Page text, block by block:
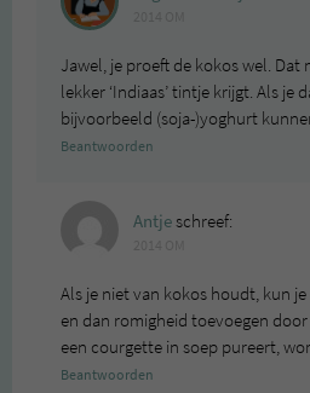
Jawel, je proeft de kokos wel. Dat
lekker ‘Indiaas’ tintje krijgt. Als je
bijvoorbeeld (soja-)yoghurt
Beantwoorden
Antjeschreef:
Als je niet van kokos houdt, kun
en dan romigheid toevoegen
een courgette in soep pureert,
Beantwoorden